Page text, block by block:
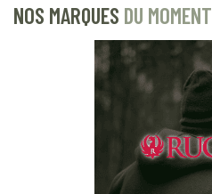
NOS MARQUES DU MOMENT